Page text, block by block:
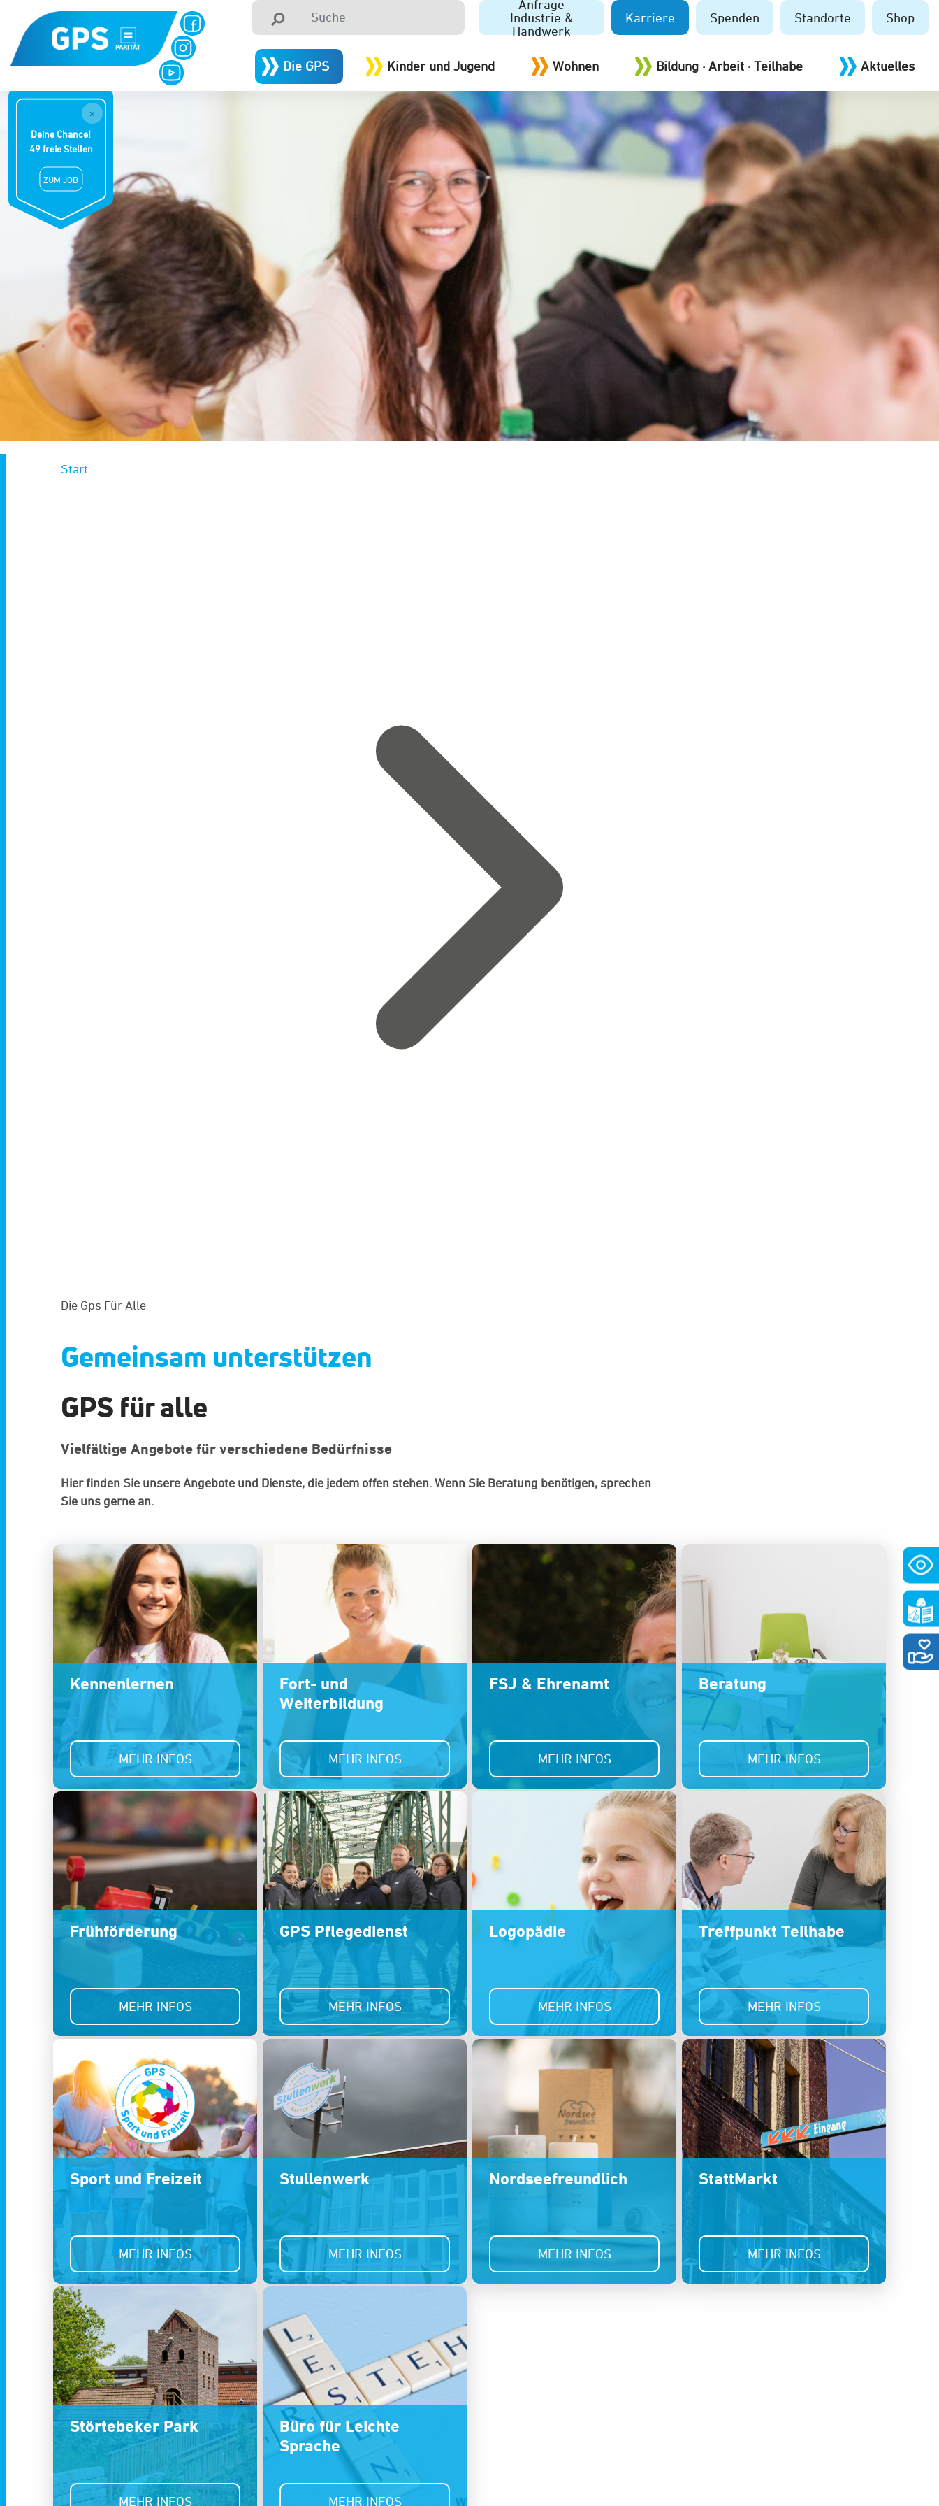
Anfrage
Industrie &
Handwerk
Karriere Spenden Standorte Shop
Die GPS Kinder und Jugend Wohnen Bildung · Arbeit · Teilhabe Aktuelles
×
Deine Chance!
49 freie Stellen
ZUM JOB
Start
Die Gps Für Alle
Gemeinsam unterstützen
GPS für alle
Vielfältige Angebote für verschiedene Bedürfnisse
Hier finden Sie unsere Angebote und Dienste, die jedem offen stehen. Wenn Sie Beratung benötigen, sprechen
Sie uns gerne an.
Kennenlernen
MEHR INFOS
Fort- und
Weiterbildung
MEHR INFOS
FSJ & Ehrenamt
MEHR INFOS
Beratung
MEHR INFOS
Frühförderung
MEHR INFOS
GPS Pflegedienst
MEHR INFOS
Logopädie
MEHR INFOS
Treffpunkt Teilhabe
MEHR INFOS
Sport und Freizeit
MEHR INFOS
Stullenwerk
MEHR INFOS
Nordseefreundlich
MEHR INFOS
StattMarkt
MEHR INFOS
Störtebeker Park
MEHR INFOS
Büro für Leichte
Sprache
MEHR INFOS